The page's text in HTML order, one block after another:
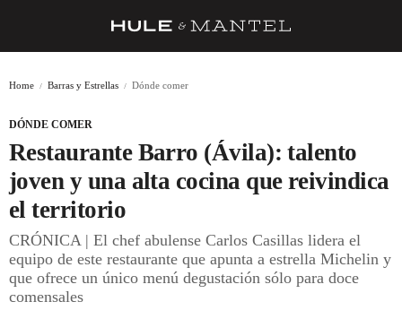
BARRAS Y ESTRELLAS
DÓNDE COMER
ÍDOLOS DE MESAS
CUADERNO DE VIAJE
Home Barras y Estrellas Dónde comer
DÓNDE COMER
Restaurante Barro (Ávila): talento
joven y una alta cocina que reivindica
el territorio
CRÓNICA | El chef abulense Carlos Casillas lidera el
equipo de este restaurante que apunta a estrella Michelin y
que ofrece un único menú degustación sólo para doce
comensales